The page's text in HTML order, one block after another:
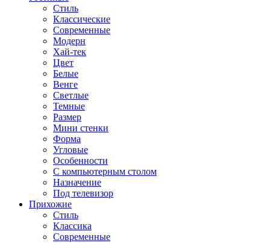
Стиль
Классические
Современные
Модерн
Хай-тек
Цвет
Белые
Венге
Светлые
Темные
Размер
Мини стенки
Форма
Угловые
Особенности
С компьютерным столом
Назначение
Под телевизор
Прихожие
Стиль
Классика
Современные